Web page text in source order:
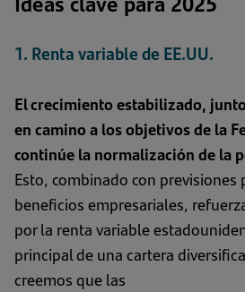
1. Renta variable de EE.UU.
El crecimiento estabilizado,
en camino a los objetivos de la
continúe la normalización de la
Esto, combinado con previsiones
beneficios empresariales,
por la renta variable
principal de una cartera
creemos que las